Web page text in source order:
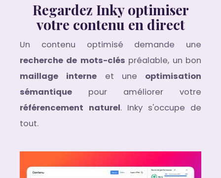
Regardez Inky optimiser
votre contenu en direct
Un contenu optimisé demande une
recherche de mots-clés préalable, un bon
maillage interne et une optimisation
sémantique pour améliorer votre
référencement naturel. Inky s'occupe de
tout.